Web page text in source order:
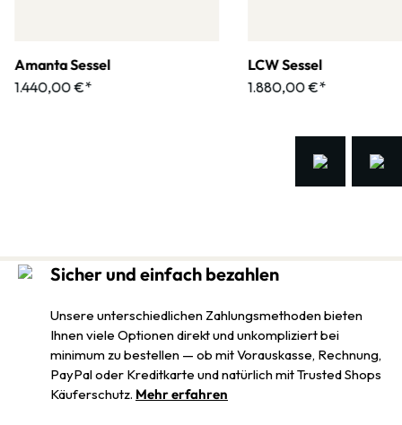
Amanta Sessel
1.440,00 €*
LCW Sessel
1.880,00 €*
Sicher und einfach bezahlen
Unsere unterschiedlichen Zahlungsmethoden bieten
Ihnen viele Optionen direkt und unkompliziert bei
minimum zu bestellen — ob mit Vorauskasse, Rechnung,
PayPal oder Kreditkarte und natürlich mit Trusted Shops
Käuferschutz. Mehr erfahren